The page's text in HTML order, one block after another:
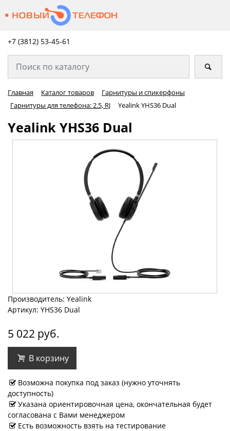
+7 (3812) 53-45-61
Главная Каталог товаров
Гарнитуры и спикерфоны
Гарнитуры для телефона: 2.5, RJ
Yealink YHS36 Dual
Yealink YHS36 Dual
Производитель: Yealink
Артикул: YHS36 Dual
5 022 руб.
В корзину
Возможна покупка под заказ (нужно уточнять
доступность)
Указана ориентировочная цена, окончательная будет
согласована с Вами менеджером
Есть возможность взять на тестирование